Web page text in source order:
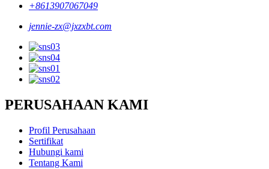
+8613907067049
jennie-zx@jxzxbt.com
PERUSAHAAN KAMI
Profil Perusahaan
Sertifikat
Hubungi kami
Tentang Kami